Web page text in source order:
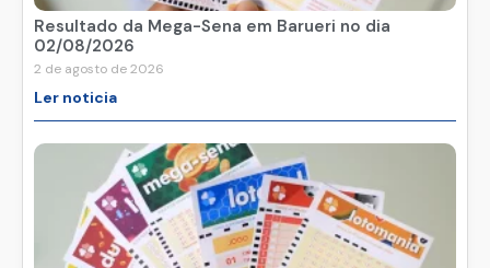
Resultado da Mega-Sena em Barueri no dia
02/08/2026
2 de agosto de 2026
Ler noticia